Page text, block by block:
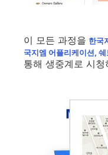
이 모든 과정을 한국
국지엠 어플리케이션,
통해 생중계로 시